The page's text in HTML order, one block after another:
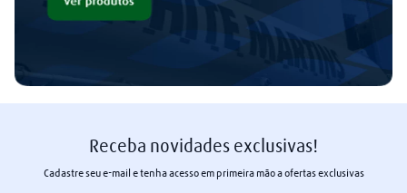
Receba novidades exclusivas!
Cadastre seu e-mail e tenha acesso em primeira mão a ofertas exclusivas